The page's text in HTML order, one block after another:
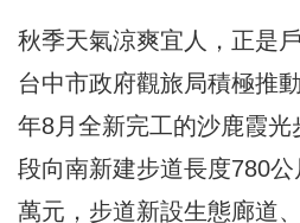
秋季天氣涼爽宜人，正是
台中市政府觀旅局積極推
年8月全新完工的沙鹿霞
段向南新建步道長度780
萬元，步道新設生態廊道